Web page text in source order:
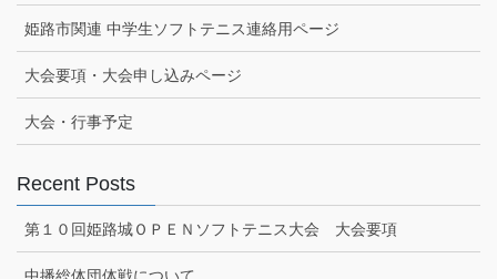
姫路市関連 中学生ソフトテニス連絡用ページ
大会要項・大会申し込みページ
大会・行事予定
Recent Posts
第１０回姫路城ＯＰＥＮソフトテニス大会 大会要項